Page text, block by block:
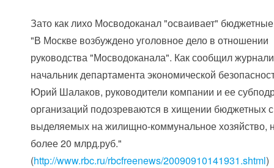
Зато как лихо Мосводоканал "осваивает"
"В Москве возбуждено уголовное дело в отношении
руководства "Мосводоканала". Как сообщил
начальник департамента экономической
Юрий Шалаков, руководители компании и ее
организаций подозреваются в хищении бюджетных
выделяемых на жилищно-коммунальное хозяйство,
более 20 млрд.руб."
(http://www.rbc.ru/rbcfreenews/20090910141931.shtml)